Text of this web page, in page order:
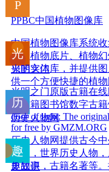
PPBC中国植物图像库
中国植物图像库系统
片、植物底片、植物
贝的实体库，并提供
供一个方便快捷的植物
光明之门
光明之门原版古籍在
机古籍图书馆数字古
door of light: The
for free by GMZM.ORG
历史人物网
历史人物网提供古今
人物，世界历史人物
史故事，古籍名著等
趣知识